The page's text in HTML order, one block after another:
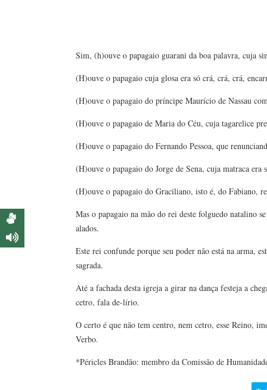
Sim, (h)ouve o papagaio guarani da boa palavra, cuja
(H)ouve o papagaio cuja glosa era só crá, crá, crá,
(H)ouve o papagaio do príncipe Maurício de Nassau
(H)ouve o papagaio de Maria do Céu, cuja tagarelice
(H)ouve o papagaio do Fernando Pessoa, que
(H)ouve o papagaio do Jorge de Sena, cuja matraca
(H)ouve o papagaio do Graciliano, isto é, do Fabiano,
Mas o papagaio na mão do rei deste folguedo natalino
alados.
Este rei confunde porque seu poder não está na arma,
sagrada.
Até a fachada desta igreja a girar na dança festeja a
cetro, fala de-lírio.
O certo é que não tem centro, nem cetro, esse Reino,
Verbo.
*Péricles Brandão: membro da Comissão de